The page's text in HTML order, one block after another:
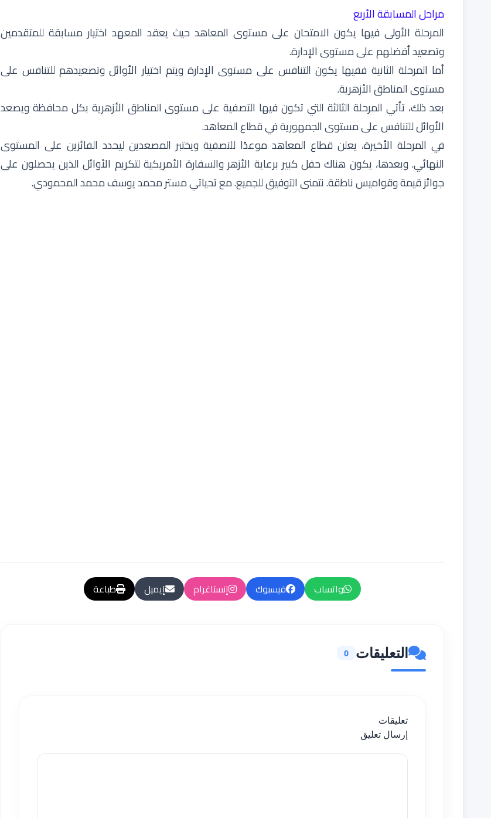
مراحل المسابقة الأربع
المرحلة الأولى فيها يكون الامتحان على مستوى المعاهد حيث يعقد المعهد اختيار مسابقة للمتقدمين
وتصعيد أفضلهم على مستوى الإدارة.
أما المرحلة الثانية ففيها يكون التنافس على مستوى الإدارة ويتم اختيار الأوائل وتصعيدهم للتنافس على
مستوى المناطق الأزهرية.
بعد ذلك، تأتي المرحلة الثالثة التي تكون فيها التصفية على مستوى المناطق الأزهرية بكل محافظة ويصعد
الأوائل للتنافس على مستوى الجمهورية في قطاع المعاهد.
في المرحلة الأخيرة، يعلن قطاع المعاهد موعدًا للتصفية ويختبر المصعدين ليحدد الفائزين على المستوى
النهائي. وبعدها، يكون هناك حفل كبير برعاية الأزهر والسفارة الأمريكية لتكريم الأوائل الذين يحصلون على
جوائز قيمة وقواميس ناطقة. نتمنى التوفيق للجميع. مع تحياتيمستر محمد يوسف محمد المحمودي.
واتساب فيسبوك إنستاغرام إيميل طباعة
التعليقات 0
تعليقات
إرسال تعليق